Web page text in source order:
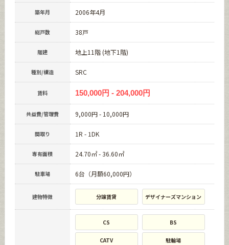
築年月 2006年4月
総戸数 38戸
階建 地上11階 (地下1階)
種別/構造 SRC
賃料 150,000円 - 204,000円
共益費/管理費 9,000円 - 10,000円
間取り 1R - 1DK
専有面積 24.70㎡ - 36.60㎡
駐車場 6台（月額60,000円）
建物特徴 分譲賃貸 デザイナーズマンション
CS BS
CATV 駐輪場